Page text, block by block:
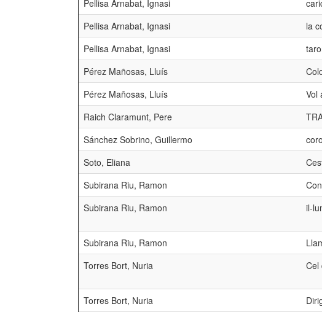
Pellisa Arnabat, Ignasi
Pellisa Arnabat, Ignasi
la
Pellisa Arnabat, Ignasi
Pérez Mañosas, Lluís
Pérez Mañosas, Lluís
Vol
Raich Claramunt, Pere
Sánchez Sobrino, Guillermo
Soto, Eliana
Subirana Riu, Ramon
Subirana Riu, Ramon
il-
Subirana Riu, Ramon
Torres Bort, Nuria
Cel
Torres Bort, Nuria